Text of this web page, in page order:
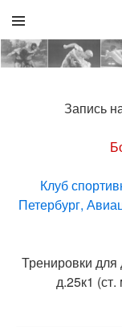
Запись
Клуб
Петербург,
Тренировки для
д.25к1